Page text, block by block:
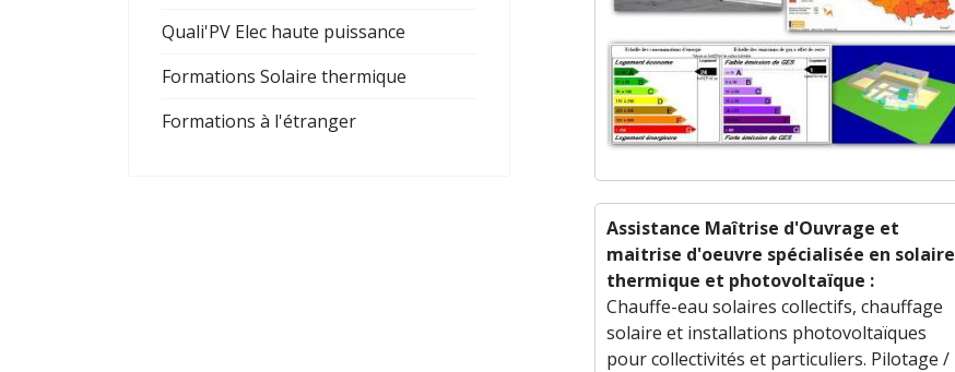
Quali'PV Elec haute puissance
Formations Solaire thermique
Formations à l'étranger
Assistance Maîtrise d'Ouvrage et
maitrise d'oeuvre spécialisée en solaire
thermique et photovoltaïque :
Chauffe-eau solaires collectifs, chauffage
solaire et installations photovoltaïques
pour collectivités et particuliers. Pilotage /